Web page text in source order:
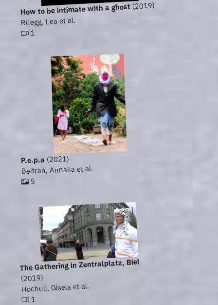
How to be intimate with a ghost(2019)
Rüegg, Lea et al.
1
P.e.p.a (2021)
Beltran, Annalia et al.
5
The Gathering in Zentralplatz, Biel
(2019)
Hochuli, Gisela et al.
1